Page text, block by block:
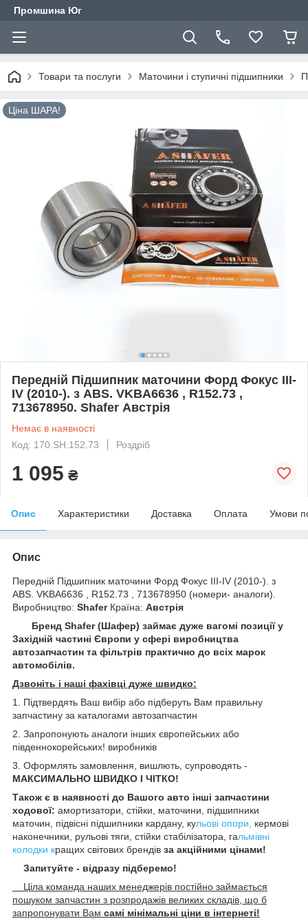
Промшина Юг
Товари та послуги Маточини і ступичні підшипники
Ціна ШАРА!
Передній Підшипник маточини Форд Фокус III-
IV (2010-). з ABS. VKBA6636 , R152.73 ,
713678950. Shafer Австрія
Немає в наявності
Код: 170.SH.152.73
Роздріб
1 095 ₴
Опис Характеристики Доставка Оплата Умови
Опис
Передній Підшипник маточини Форд Фокус III-IV (2010-). з
ABS. VKBA6636 , R152.73 , 713678950 (номери- аналоги).
Виробництво: ShaferКраїна: Австрія
Бренд Shafer (Шафер) займає дуже вагомі позиції у
Західній частині Європи у сфері виробництва
автозапчастин та фільтрів практично до всіх марок
автомобілів.
Дзвоніть і наші фахівці дуже швидко:
1. Підтвердять Ваш вибір або підберуть Вам правильну
запчастину за каталогами автозапчастин
2. Запропонують аналоги інших європейських або
південнокорейських! виробників
3. Оформлять замовлення, вишлють, супроводять -
МАКСИМАЛЬНО ШВИДКО І ЧІТКО!
Також є в наявності до Вашого авто інші запчастини
ходової: амортизатори, стійки, маточини , підшипники
маточин,
підвісні підшипники кардану, кульові опори, кермові
наконечники, рульові тяги, стійки стабілізатора, гальмівні
колодки кращих світових брендів за акційними цінами!
Запитуйте - відразу підберемо!
Ціла команда наших менеджерів постійно займається
пошуком запчастин з розпродажів великих складів, що б
запропонувати Вам самі мінімальні ціни в інтернеті!